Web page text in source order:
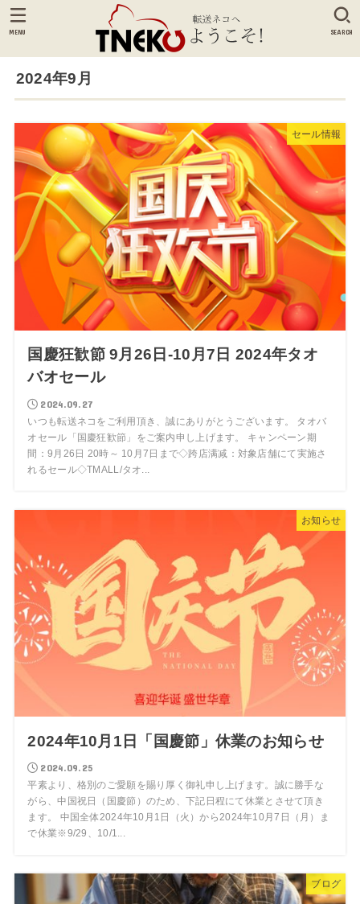
SEARCH
MENU
2024年9月
セール情報
国慶狂歓節 9月26日-10月7日 2024年タオ
バオセール
2024.09.27
いつも転送ネコをご利用頂き、誠にありがとうございます。 タオバ
オセール「国慶狂歓節」をご案内申し上げます。 キャンペーン期
間：9月26日 20時～ 10月7日まで◇跨店满减：対象店舗にて実施さ
れるセール◇TMALL/タオ...
お知らせ
2024年10月1日「国慶節」休業のお知らせ
2024.09.25
平素より、格別のご愛願を賜り厚く御礼申し上げます。誠に勝手な
がら、中国祝日（国慶節）のため、下記日程にて休業とさせて頂き
ます。 中国全体2024年10月1日（火）から2024年10月7日（月）ま
で休業※9/29、10/1...
ブログ